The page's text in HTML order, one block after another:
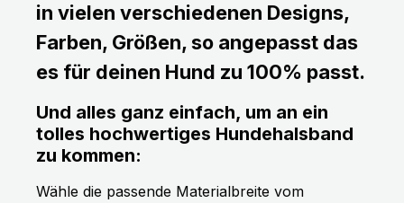
in vielen verschiedenen Designs,
Farben, Größen, so angepasst das
es für deinen Hund zu 100% passt.
Und alles ganz einfach, um an ein
tolles hochwertiges Hundehalsband
zu kommen:
Wähle die passende Materialbreite vom